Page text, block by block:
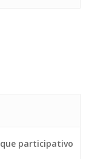
participativo